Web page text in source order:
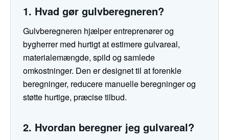
1. Hvad gør gulvberegneren?
Gulvberegneren hjælper entreprenører og
bygherrer med hurtigt at estimere gulvareal,
materialemængde, spild og samlede
omkostninger. Den er designet til at forenkle
beregninger, reducere manuelle beregninger og
støtte hurtige, præcise tilbud.
2. Hvordan beregner jeg gulvareal?